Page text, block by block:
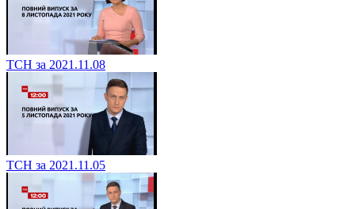
ТСН за 2021.11.08
ТСН за 2021.11.05